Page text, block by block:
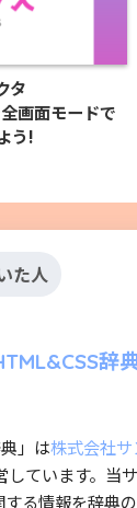
タ
画面モードで
う!
た人
辞
」は株式会社
しています。当
る情報を辞典